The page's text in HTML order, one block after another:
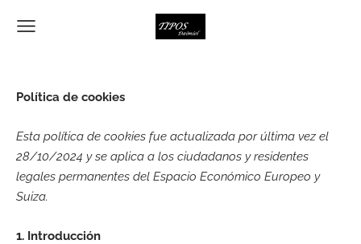
Política de cookies
Esta política de cookies fue actualizada por última vez el
28/10/2024 y se aplica a los ciudadanos y residentes
legales permanentes del Espacio Económico Europeo y
Suiza.
1. Introducción